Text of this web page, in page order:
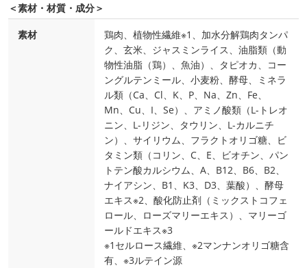
＜素材・材質・成分＞
素材
鶏肉、植物性繊維※1、加水分解鶏肉タンパ
ク、玄米、ジャスミンライス、油脂類（動
物性油脂（鶏）、魚油）、タピオカ、コー
ングルテンミール、小麦粉、酵母、ミネラ
ル類（Ca、Cl、K、P、Na、Zn、Fe、
Mn、Cu、I、Se）、アミノ酸類（L-トレオ
ニン、L-リジン、タウリン、L-カルニチ
ン）、サイリウム、フラクトオリゴ糖、ビ
タミン類（コリン、C、E、ビオチン、パン
トテン酸カルシウム、A、B12、B6、B2、
ナイアシン、B1、K3、D3、葉酸）、酵母
エキス※2、酸化防止剤（ミックストコフェ
ロール、ローズマリーエキス）、マリーゴ
ールドエキス※3
※1セルロース繊維、※2マンナンオリゴ糖含
有、※3ルテイン源